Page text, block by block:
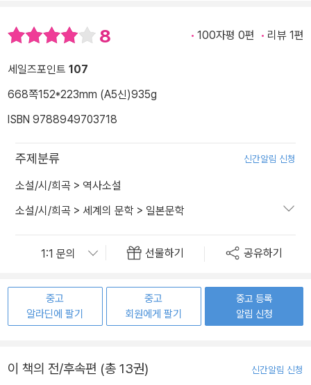
8 100자평 0편 리뷰 1편
세일즈포인트 107
668쪽152*223mm (A5신)935g
ISBN 9788949703718
주제분류 신간알림 신청
소설/시/희곡 > 역사소설
소설/시/희곡 > 세계의 문학 > 일본문학
선물하기 공유하기
중고
알라딘에 팔기
중고
회원에게 팔기
중고 등록
알림 신청
이 책의 전/후속편 (총 13권) 신간알림 신청